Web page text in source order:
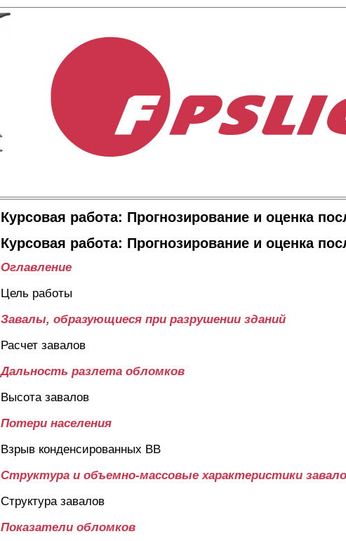
Курсовая работа: Прогнозирование и оценка
Курсовая работа: Прогнозирование и оценка
Оглавление
Цель работы
Завалы, образующиеся при разрушении зданий
Расчет завалов
Дальность разлета обломков
Высота завалов
Потери населения
Взрыв конденсированных ВВ
Структура и объемно-массовые характеристики
Структура завалов
Показатели обломков